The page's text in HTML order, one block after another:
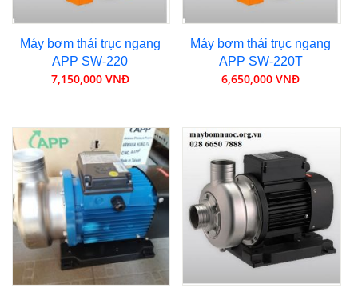
Máy bơm thải trục ngang
APP SW-220
7,150,000 VNĐ
Máy bơm thải trục ngang
APP SW-220T
6,650,000 VNĐ